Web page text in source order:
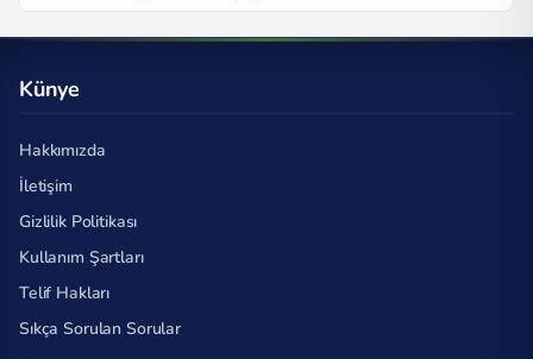
Künye
Hakkımızda
İletişim
Gizlilik Politikası
Kullanım Şartları
Telif Hakları
Sıkça Sorulan Sorular